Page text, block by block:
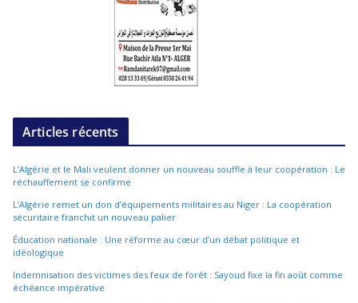
Articles récents
L’Algérie et le Mali veulent donner un nouveau souffle à leur coopération : Le
réchauffement se confirme
L’Algérie remet un don d’équipements militaires au Niger : La coopération
sécuritaire franchit un nouveau palier
Éducation nationale : Une réforme au cœur d’un débat politique et
idéologique
Indemnisation des victimes des feux de forêt : Sayoud fixe la fin août comme
échéance impérative